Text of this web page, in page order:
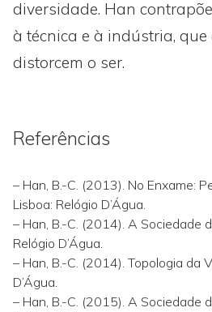
diversidade. Han
à técnica e à indústria, que
distorcem o ser.
Referências
– Han, B.-C. (2013). No Enxame:
Lisboa: Relógio D’Água.
– Han, B.-C. (2014). A Sociedade
Relógio D’Água.
– Han, B.-C. (2014). Topologia da
D’Água.
– Han, B.-C. (2015). A Sociedade